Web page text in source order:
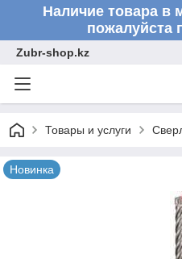
Наличие товара в
пожалуйста
Zubr-shop.kz
Товары и услуги
Новинка